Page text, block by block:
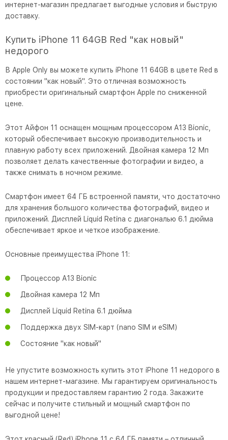
интернет-магазин предлагает выгодные условия и быструю
доставку.
Купить iPhone 11 64GB Red "как новый"
недорого
В Apple Only вы можете купить iPhone 11 64GB в цвете Red в
состоянии "как новый". Это отличная возможность
приобрести оригинальный смартфон Apple по сниженной
цене.
Этот Айфон 11 оснащен мощным процессором A13 Bionic,
который обеспечивает высокую производительность и
плавную работу всех приложений. Двойная камера 12 Мп
позволяет делать качественные фотографии и видео, а
также снимать в ночном режиме.
Смартфон имеет 64 ГБ встроенной памяти, что достаточно
для хранения большого количества фотографий, видео и
приложений. Дисплей Liquid Retina с диагональю 6.1 дюйма
обеспечивает яркое и четкое изображение.
Основные преимущества iPhone 11:
Процессор A13 Bionic
Двойная камера 12 Мп
Дисплей Liquid Retina 6.1 дюйма
Поддержка двух SIM-карт (nano SIM и eSIM)
Состояние "как новый"
Не упустите возможность купить этот iPhone 11 недорого в
нашем интернет-магазине. Мы гарантируем оригинальность
продукции и предоставляем гарантию 2 года. Закажите
сейчас и получите стильный и мощный смартфон по
выгодной цене!